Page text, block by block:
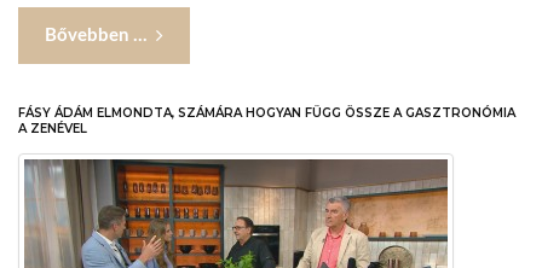
Bővebben ...
FÁSY ÁDÁM ELMONDTA, SZÁMÁRA HOGYAN FÜGG ÖSSZE A GASZTRONÓMIA
A ZENÉVEL